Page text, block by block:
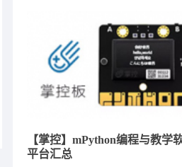
【掌控】mPython编程与教学
平台汇总